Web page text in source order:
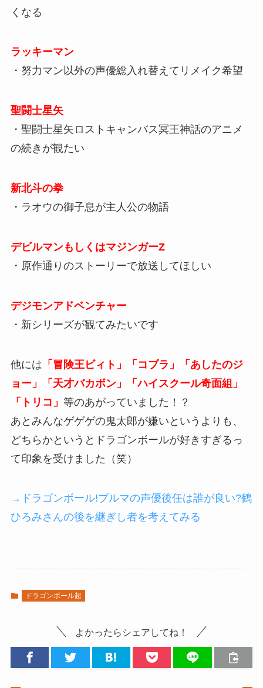
くなる
ラッキーマン
・努力マン以外の声優総入れ替えてリメイク希望
聖闘士星矢
・聖闘士星矢ロストキャンバス冥王神話のアニメ
の続きが観たい
新北斗の拳
・ラオウの御子息が主人公の物語
デビルマンもしくはマジンガーZ
・原作通りのストーリーで放送してほしい
デジモンアドベンチャー
・新シリーズが観てみたいです
他には 「冒険王ビィト」「コブラ」「あしたのジ
ョー」「天才バカボン」「ハイスクール奇面組」
「トリコ」 等のあがっていました！？
あとみんなゲゲゲの鬼太郎が嫌いというよりも、
どちらかというとドラゴンボールが好きすぎるっ
て印象を受けました（笑）
→ドラゴンボール!ブルマの声優後任は誰が良い?鶴
ひろみさんの後を継ぎし者を考えてみる
ドラゴンボール超
よかったらシェアしてね！